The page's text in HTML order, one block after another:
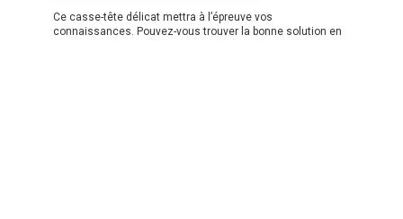
Ce casse-tête délicat mettra à l’épreuve vos
connaissances. Pouvez-vous trouver la bonne solution en